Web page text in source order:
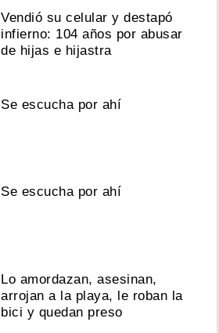
Vendió su celular y destapó
infierno: 104 años por abusar
de hijas e hijastra
Se escucha por ahí
Se escucha por ahí
Lo amordazan, asesinan,
arrojan a la playa, le roban la
bici y quedan preso